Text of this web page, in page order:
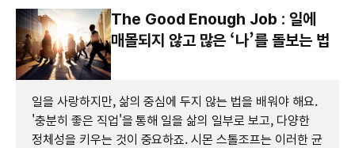
The Good Enough Job : 일에
매몰되지 않고 많은 ‘나’를 돌보는 법
일을 사랑하지만, 삶의 중심에 두지 않는 법을 배워야 해요.
'충분히 좋은 직업'을 통해 일을 삶의 일부로 보고, 다양한
정체성을 키우는 것이 중요하죠. 시몬 스톨조프는 이러한 균